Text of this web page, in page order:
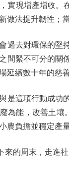
實現增產增收。
做法提升韌性；
去對環保的堅持
間緊不可分的關
延續數十年的慈
這項行動成功的
為能，改善土壤
農負擔並穩定產量
的周末，走進社